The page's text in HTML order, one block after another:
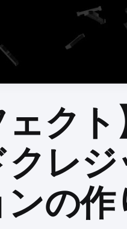
クト
レ
の作